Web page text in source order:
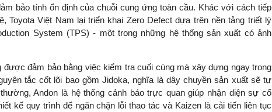
bảo tính ổn định của chuỗi cung ứng toàn cầu. Khác với cách tiếp
Toyota Việt Nam lại triển khai Zero Defect dựa trên nền tảng triết lý
System (TPS) - một trong những hệ thống sản xuất có ảnh
được đảm bảo bằng việc kiểm tra cuối cùng mà xây dựng ngay trong
tắc cốt lõi bao gồm Jidoka, nghĩa là dây chuyền sản xuất sẽ tự
Andon là hệ thống cảnh báo trực quan giúp nhận diện sự cố
kế quy trình để ngăn chặn lỗi thao tác và Kaizen là cải tiến liên tục